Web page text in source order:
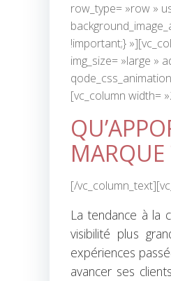
row_type= »row »
!important;}
img_size= »large »
[vc_column width=
MARQUE
[/
La tendance à la
visibilité plus
expériences
avancer ses